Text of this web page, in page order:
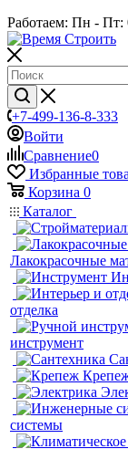
Работаем: Пн - Пт:
+7-499-136-8-333
Войти
Сравнение0
Избранные
Корзина 0
Каталог
Лакокрасочные
отделка
инструмент
системы